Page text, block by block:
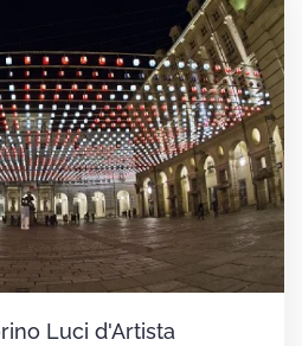
Luci d'Artista